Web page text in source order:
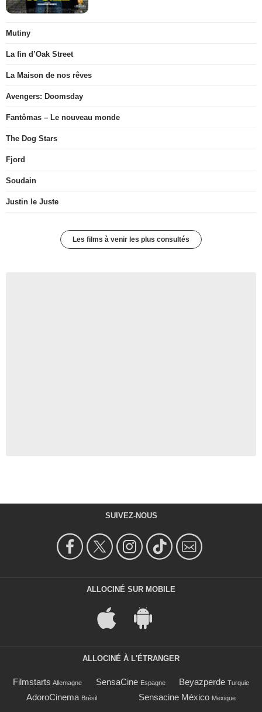
Mutiny
La fin d’Oak Street
La Maison de nos rêves
Avengers: Doomsday
Fantômas – Le nouveau monde
The Dog Stars
Fjord
Soudain
Justin le Juste
Les films à venir les plus consultés
SUIVEZ-NOUS
ALLOCINÉ SUR MOBILE
ALLOCINÉ À L'ÉTRANGER
Filmstarts Allemagne SensaCine Espagne Beyazperde Turquie
AdoroCinema Brésil Sensacine México Mexique